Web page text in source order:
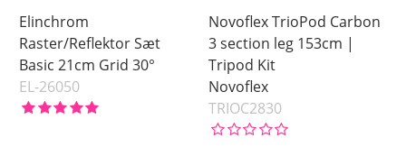
Elinchrom
Raster/Reflektor Sæt
Basic 21cm Grid 30°
EL-26050
Novoflex TrioPod Carbon
3 section leg 153cm |
Tripod Kit
Novoflex
TRIOC2830